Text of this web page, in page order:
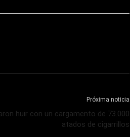
Próxima noticia
huir con un cargamento de 73.000
atados de cigarrillos